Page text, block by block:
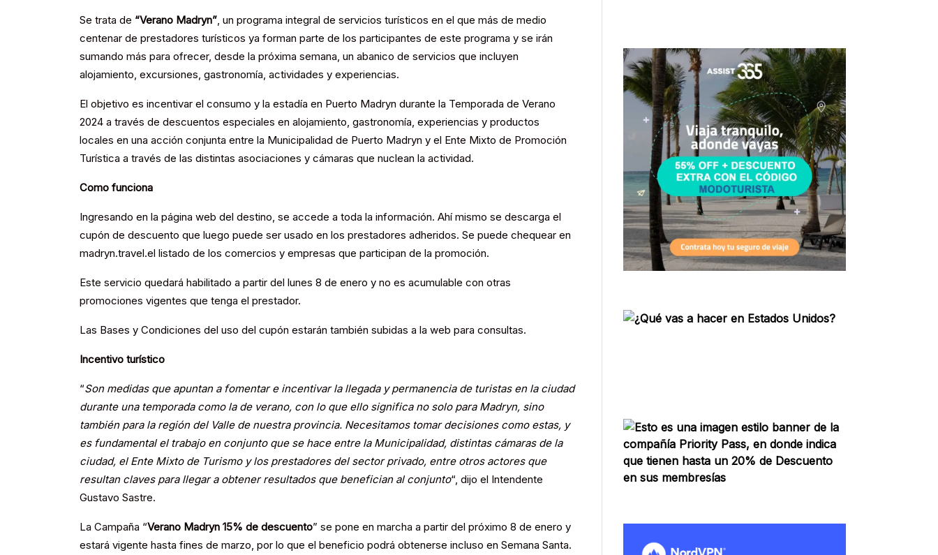
Se trata de “Verano Madryn” , un programa integral de servicios turísticos en el que más de medio
centenar de prestadores turísticos ya forman parte de los participantes de este programa y se irán
sumando más para ofrecer, desde la próxima semana, un abanico de servicios que incluyen
alojamiento, excursiones, gastronomía, actividades y experiencias.
El objetivo es incentivar el consumo y la estadía en Puerto Madryn durante la Temporada de Verano
2024 a través de descuentos especiales en alojamiento, gastronomía, experiencias y productos
locales en una acción conjunta entre la Municipalidad de Puerto Madryn y el Ente Mixto de Promoción
Turística a través de las distintas asociaciones y cámaras que nuclean la actividad.
Como funciona
Ingresando en la página web del destino, se accede a toda la información. Ahí mismo se descarga el
cupón de descuento que luego puede ser usado en los prestadores adheridos. Se puede chequear en
madryn.travel.el listado de los comercios y empresas que participan de la promoción.
Este servicio quedará habilitado a partir del lunes 8 de enero y no es acumulable con otras
promociones vigentes que tenga el prestador.
Las Bases y Condiciones del uso del cupón estarán también subidas a la web para consultas.
Incentivo turístico
“Son medidas que apuntan a fomentar e incentivar la llegada y permanencia de turistas en la ciudad
durante una temporada como la de verano, con lo que ello significa no solo para Madryn, sino
también para la región del Valle de nuestra provincia. Necesitamos tomar decisiones como estas, y
es fundamental el trabajo en conjunto que se hace entre la Municipalidad, distintas cámaras de la
ciudad, el Ente Mixto de Turismo y los prestadores del sector privado, entre otros actores que
resultan claves para llegar a obtener resultados que benefician al conjunto“, dijo el Intendente
Gustavo Sastre.
La Campaña “Verano Madryn 15% de descuento” se pone en marcha a partir del próximo 8 de enero y
estará vigente hasta fines de marzo, por lo que el beneficio podrá obtenerse incluso en Semana Santa.